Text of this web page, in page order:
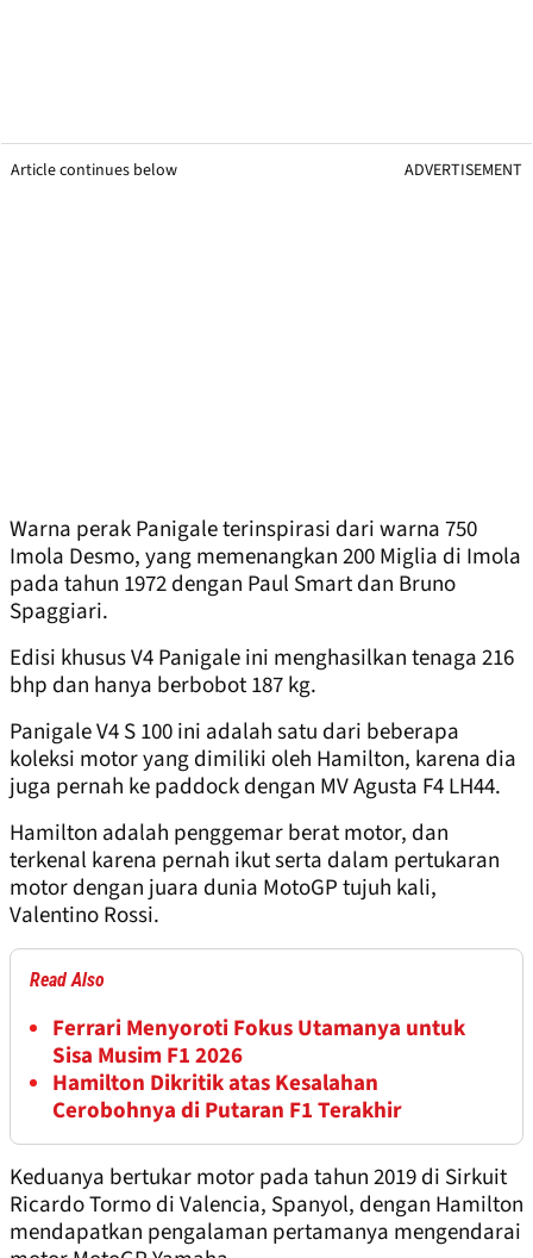
Article continues below ADVERTISEMENT
Warna perak Panigale terinspirasi dari warna 750
Imola Desmo, yang memenangkan 200 Miglia di Imola
pada tahun 1972 dengan Paul Smart dan Bruno
Spaggiari.
Edisi khusus V4 Panigale ini menghasilkan tenaga 216
bhp dan hanya berbobot 187 kg.
Panigale V4 S 100 ini adalah satu dari beberapa
koleksi motor yang dimiliki oleh Hamilton, karena dia
juga pernah ke paddock dengan MV Agusta F4 LH44.
Hamilton adalah penggemar berat motor, dan
terkenal karena pernah ikut serta dalam pertukaran
motor dengan juara dunia MotoGP tujuh kali,
Valentino Rossi.
Read Also
Ferrari Menyoroti Fokus Utamanya untuk
Sisa Musim F1 2026
Hamilton Dikritik atas Kesalahan
Cerobohnya di Putaran F1 Terakhir
Keduanya bertukar motor pada tahun 2019 di Sirkuit
Ricardo Tormo di Valencia, Spanyol, dengan Hamilton
mendapatkan pengalaman pertamanya mengendarai